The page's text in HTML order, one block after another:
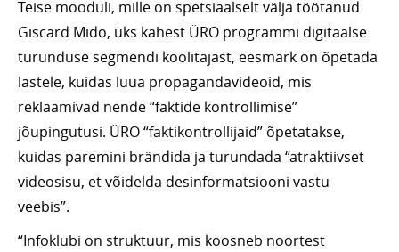
Teise mooduli, mille on spetsiaalselt välja töötanud
Giscard Mido, üks kahest ÜRO programmi digitaalse
turunduse segmendi koolitajast, eesmärk on õpetada
lastele, kuidas luua propagandavideoid, mis
reklaamivad nende “faktide kontrollimise”
jõupingutusi. ÜRO “faktikontrollijaid” õpetatakse,
kuidas paremini brändida ja turundada “atraktiivset
videosisu, et võidelda desinformatsiooni vastu
veebis”.
“Infoklubi on struktuur, mis koosneb noortest